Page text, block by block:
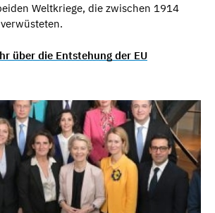
Weltkriege, die zwischen 1914
über die Entstehung der EU